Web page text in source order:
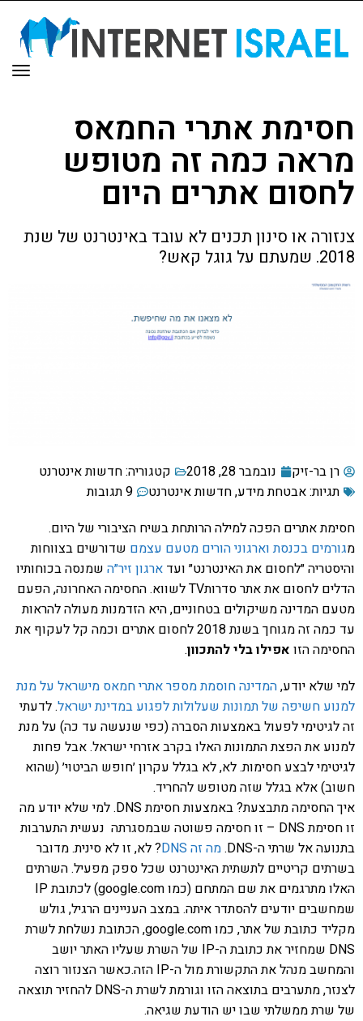
חסימת אתרי החמאס
מראה כמה זה מטופש
לחסום אתרים היום
צנזורה או סינון תכנים לא עובד באינטרנט של שנת
2018. שמעתם על גוגל קאש?
רן בר-זיק נובמבר 28, 2018 קטגוריה:חדשות אינטרנט
תגיות:אבטחת מידע,חדשות אינטרנט
9 תגובות
חסימת אתרים הפכה למילה הרותחת בשיח הציבורי של היום.
מגורמים בכנסת וארגוני הורים מטעם עצמם שדורשים בצווחות
והיסטריה ״לחסום את האינטרנט״ ועד ארגון זיר״ה שמנסה בכוחותיו
הדלים לחסום את אתר סדרותTV לשווא. החסימה האחרונה, הפעם
מטעם המדינה משיקולים בטחוניים, היא הזדמנות מעולה להראות
עד כמה זה מגוחך בשנת 2018 לחסום אתרים וכמה קל לעקוף את
החסימה הזו אפילו בלי להתכוון.
למי שלא יודע,המדינה חוסמת מספר אתרי חמאס מישראל על מנת
למנוע חשיפה של תמונות שעלולות לפגוע במדינת ישראל. לדעתי
זה לגיטימי לפעול באמצעות הסברה (כפי שנעשה עד כה) על מנת
למנוע את הפצת התמונות האלו בקרב אזרחי ישראל. אבל פחות
לגיטימי לבצע חסימות. לא, לא בגלל עקרון ׳חופש הביטוי׳ (שהוא
חשוב) אלא בגלל שזה מטופש להחריד.
איך החסימה מתבצעת? באמצעות חסימת DNS. למי שלא יודע מה
זו חסימת DNS – זו חסימה פשוטה שבמסגרתה נעשית התערבות
בתנועה אל שרתי ה-DNS.
מה זה DNS
? לא, זו לא סינית. מדובר
בשרתים קריטיים לתשתית האינטרנט שכל ספק מפעיל. השרתים
האלו מתרגמים את שם המתחם (כמו google.com) לכתובת IP
שמחשבים יודעים להסתדר איתה. במצב העניינים הרגיל, גולש
מקליד כתובת של אתר, כמו google.com, הכתובת נשלחת לשרת
DNS שמחזיר את כתובת ה-IP של השרת שעליו האתר יושב
והמחשב מנהל את התקשורת מול ה-IP הזה.כאשר הצנזור רוצה
לצנזר, מתערבים בתוצאה הזו וגורמת לשרת ה-DNS להחזיר תוצאה
של שרת ממשלתי שבו יש הודעת שגיאה.